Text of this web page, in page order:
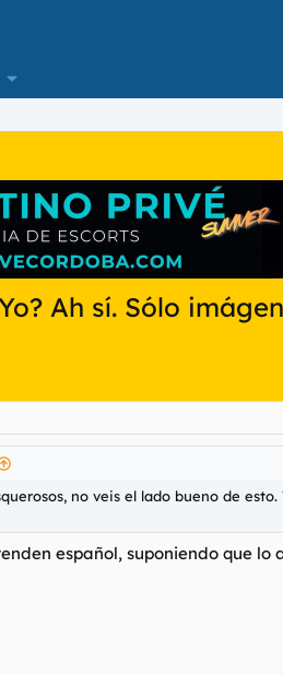
Ah sí. Sólo
no veis el lado bueno de
español, suponiendo que